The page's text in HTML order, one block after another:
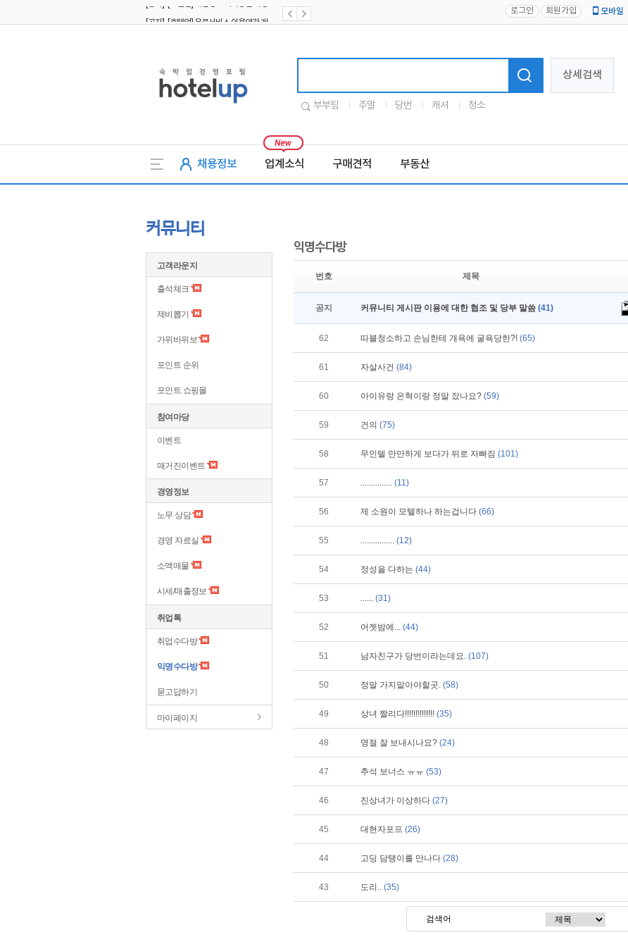
로그인 회원가입 모바일
상세검색
부부팀 주말 당번 캐셔 청소
채용정보 업계소식 구매견적 부동산
커뮤니티
고객라운지
출석체크
제비뽑기
가위바위보
포인트 순위
포인트 쇼핑몰
참여마당
이벤트
매거진이벤트
경영정보
노무 상담
경영 자료실
소액매물
시세/매출정보
취업톡
취업수다방
익명수다방
묻고답하기
마이페이지
익명수다방
번호 제목
공지 커뮤니티 게시판 이용에 대한 협조 및 당부 말씀 (41)
62 따블청소하고 손님한테 개욕에 굴욕당한?! (65)
61 자살사건 (84)
60 아이유랑 은혁이랑 정말 잤나요? (59)
59 건의 (75)
58 무인텔 만만하게 보다가 뒤로 자빠짐 (101)
57 ............... (11)
56 제 소원이 모텔하나 하는겁니다 (66)
55 ................ (12)
54 정성을 다하는 (44)
53 ...... (31)
52 어젯밤에... (44)
51 남자친구가 당번이라는데요. (107)
50 정말 가지말아야할곳. (58)
49 상녀 짤리다!!!!!!!!!!!!!! (35)
48 명절 잘 보내시나요? (24)
47 추석 보너스 ㅠㅠ (53)
46 진상녀가 이상하다 (27)
45 대현자포프 (26)
44 고딩 담탱이를 만나다 (28)
43 도리.. (35)